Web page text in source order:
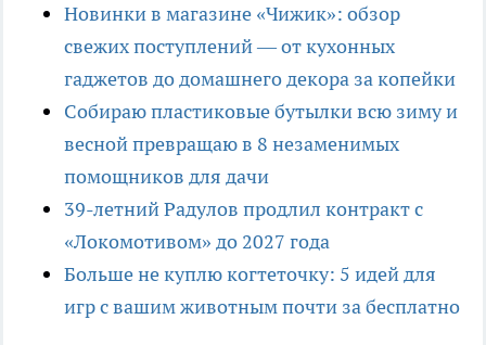
Новинки в магазине «Чижик»: обзор
свежих поступлений — от кухонных
гаджетов до домашнего декора за копейки
Собираю пластиковые бутылки всю зиму и
весной превращаю в 8 незаменимых
помощников для дачи
39-летний Радулов продлил контракт с
«Локомотивом» до 2027 года
Больше не куплю когтеточку: 5 идей для
игр с вашим животным почти за бесплатно